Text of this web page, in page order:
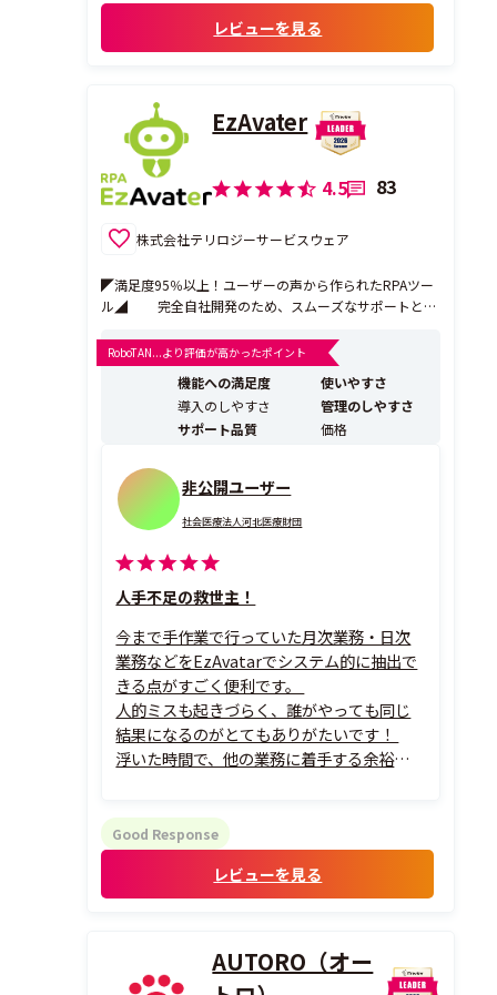
さいます。そのうえで、具体的な解決策まで
しっかり提示していただけるので、とても
レビューを見る
EzAvater
4.5 83
株式会社テリロジーサービスウェア
◤満足度95％以上！ユーザーの声から作られたRPAツー
ル◢ 完全自社開発のため、スムーズなサポートとお
識が無くても自社でロボットを作り、運用したいという
方のために開発されたRPAツールです。 充実したハンズ
オントレーニングやサポートサイトで自社運用を...
RoboTAN...より評価が高かったポイント
機能への満足度
使いやすさ
導入のしやすさ
管理のしやすさ
サポート品質
価格
非公開ユーザー
社会医療法人河北医療財団
人手不足の救世主！
今まで手作業で行っていた月次業務・日次
業務などをEzAvatarでシステム的に抽出で
きる点がすごく便利です。
人的ミスも起きづらく、誰がやっても同じ
結果になるのがとてもありがたいです！
浮いた時間で、他の業務に着手する余裕も生
Good Response
レビューを見る
AUTORO（オー